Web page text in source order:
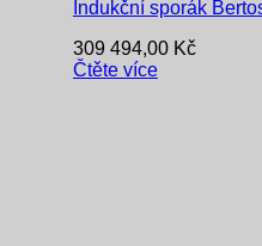
Indukční sporák
309 494,00 Kč
Čtěte více